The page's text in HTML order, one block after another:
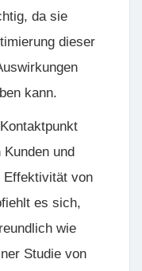
da sie
dieser
kann.
und
Effektivität von
es sich,
wie
Studie von